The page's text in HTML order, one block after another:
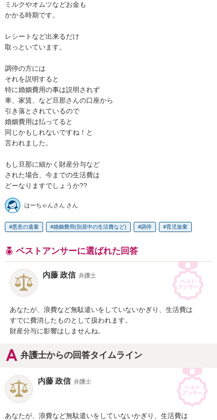
ミルクやオムツなどお金も
かかる時期です。
レシートなど出来るだけ
取っといています。
調停の方には
それを説明すると
特に婚姻費用の事は説明されず
車、家賃、など旦那さんの口座から
引き落とされているので
婚姻費用は払ってると
同じかもしれないですね！と
言われました。
もし旦那に細かく財産分与など
された場合、今までの生活費は
どーなりますでしょうか??
はーちゃんさん さん
悪意の遺棄 婚姻費用(別居中の生活費など) 調停 育児放棄
ベストアンサーに選ばれた回答
内藤 政信 弁護士
あなたが、浪費など無駄遣いをしていないかぎり、生活費は
すでに費消したものとして扱われます。
財産分与に影響はしませんね。
弁護士からの回答タイムライン
内藤 政信 弁護士
あなたが、浪費など無駄遣いをしていないかぎり、生活費は